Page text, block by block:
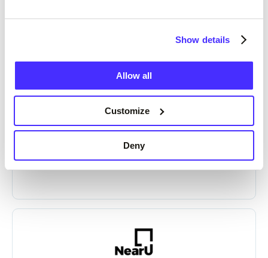
Show details
Allow all
Customize
Deny
Онлайн